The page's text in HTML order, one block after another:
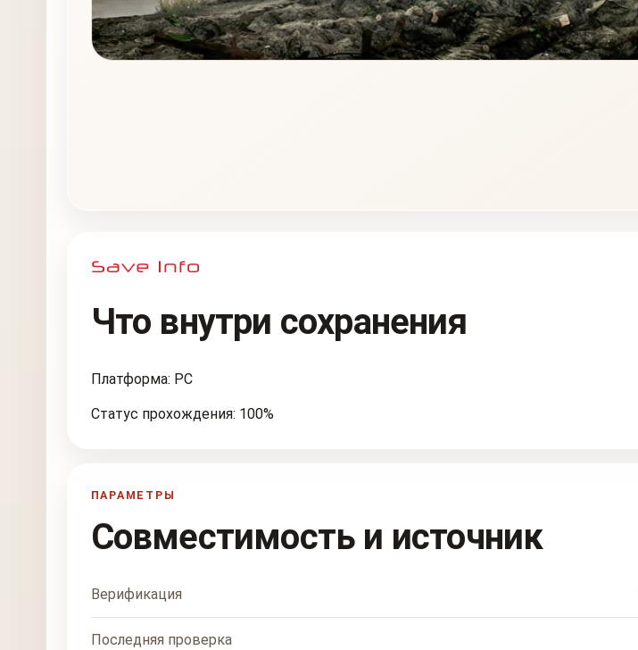
Что внутри сохранения
Платформа: PC
Статус прохождения: 100%
ПАРАМЕТРЫ
Совместимость и источник
Верификация
Последняя проверка